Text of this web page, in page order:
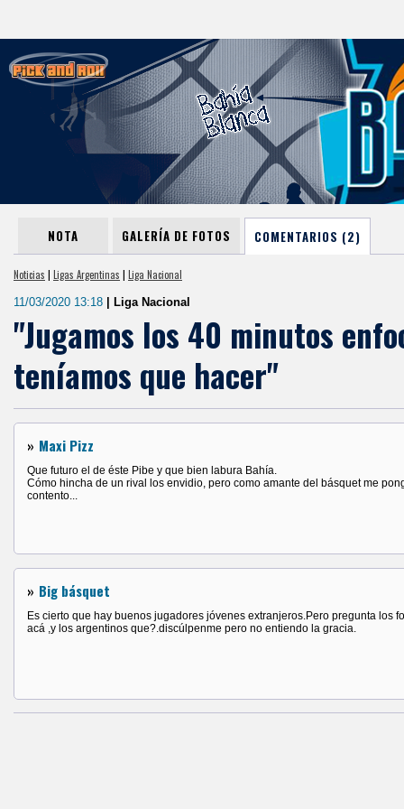
NOTA GALERÍA DE FOTOS COMENTARIOS (2)
Noticias | Ligas Argentinas | Liga Nacional
11/03/2020 13:18 | Liga Nacional
"Jugamos los 40 minutos
teníamos que hacer"
» Maxi Pizz
Que futuro el de éste Pibe y que bien labura Bahía.
Cómo hincha de un rival los envidio, pero como amante del básquet me
contento...
» Big básquet
Es cierto que hay buenos jugadores jóvenes extranjeros.Pero pregunta los
acá ,y los argentinos que?.discúlpenme pero no entiendo la gracia.